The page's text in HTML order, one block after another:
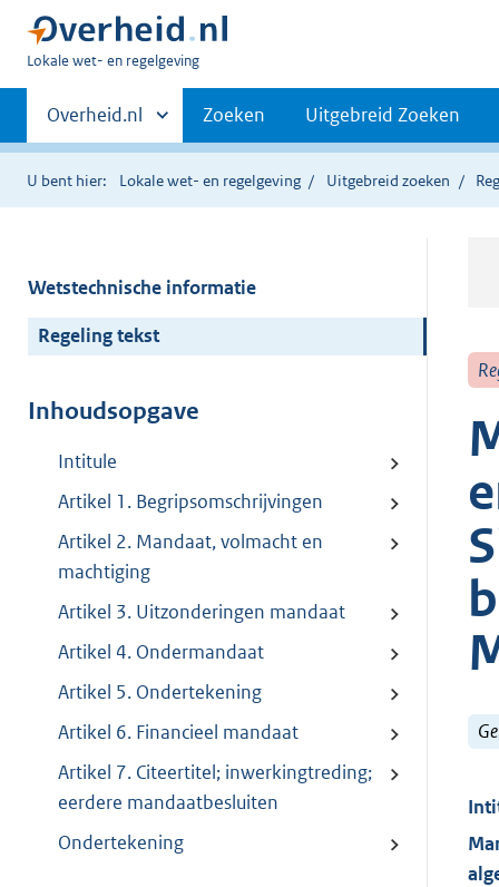
U
hier:
Lokale wet- en regelgeving
Primaire
navigatie
Andere
sites
binnen
Overheid.nl Zoeken Uitgebreid Zoeken
U bent hier: Lokale wet- en regelgeving Uitgebreid zoeken
Wetstechnische informatie
Regeling tekst
Inhoudsopgave
Intitule
Artikel 1. Begripsomschrijvingen
Artikel 2. Mandaat, volmacht en
machtiging
Artikel 3. Uitzonderingen mandaat
Artikel 4. Ondermandaat
Artikel 5. Ondertekening
Artikel 6. Financieel mandaat
Artikel 7. Citeertitel; inwerkingtreding;
eerdere mandaatbesluiten
Ondertekening